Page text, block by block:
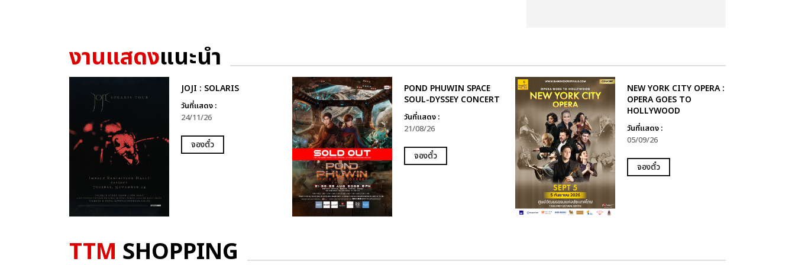
งานแสดงแนะนำ
JOJI : SOLARIS
วันที่แสดง :
24/11/26
จองตั๋ว
POND PHUWIN SPACE
SOUL-DYSSEY CONCERT
วันที่แสดง :
21/08/26
จองตั๋ว
NEW YORK CITY OPERA :
OPERA GOES TO
HOLLYWOOD
วันที่แสดง :
05/09/26
จองตั๋ว
TTM SHOPPING